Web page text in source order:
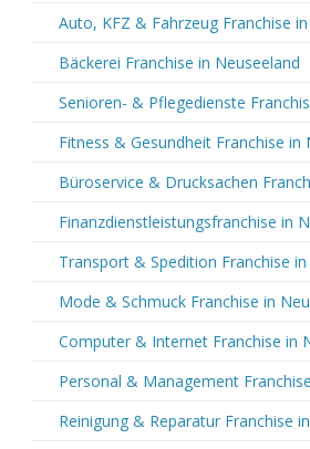
Auto, KFZ & Fahrzeug Franchise
Bäckerei Franchise in Neuseeland
Senioren- & Pflegedienste
Fitness & Gesundheit Franchise in
Büroservice & Drucksachen
Finanzdienstleistungsfranchise in
Transport & Spedition Franchise
Mode & Schmuck Franchise in
Computer & Internet Franchise in
Personal & Management
Reinigung & Reparatur Franchise